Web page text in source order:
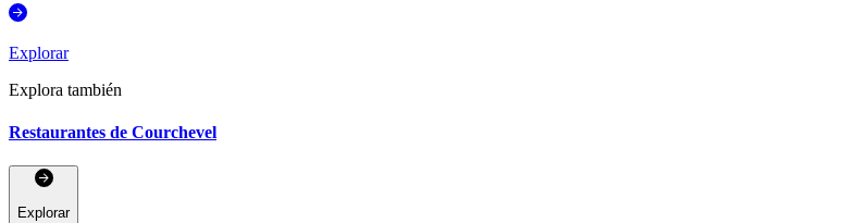
Explorar
Explora también
Restaurantes de Courchevel
Explorar